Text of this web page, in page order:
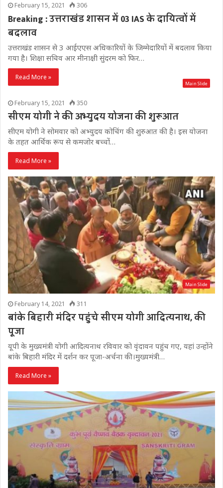
February 15, 2021 306
Breaking : उत्तराखंड शासन में 03 IAS के दायित्वों में
बदलाव
उत्तराखंड शासन से 3 आईएएस अधिकारियों के जिम्मेदारियों में बदलाव किया
गया है। शिक्षा सचिव आर मीनाक्षी सुंदरम को फिर…
Read More »
Main Slide
February 15, 2021 350
सीएम योगी ने की अभ्युदय योजना की शुरूआत
सीएम योगी ने सोमवार को अभ्युदय कोचिंग की शुरुआत की है। इस योजना
के तहत आर्थिक रूप से कमजोर बच्चों…
Read More »
Main Slide
February 14, 2021 311
बांके बिहारी मंदिर पहुंचे सीएम योगी आदित्यनाथ, की
पूजा
यूपी के मुख्यमंत्री योगी आदित्यनाथ रविवार को वृंदावन पहुंच गए, यहां उन्होंने
बांके बिहारी मंदिर में दर्शन कर पूजा-अर्चना की।मुख्यमंत्री…
Read More »